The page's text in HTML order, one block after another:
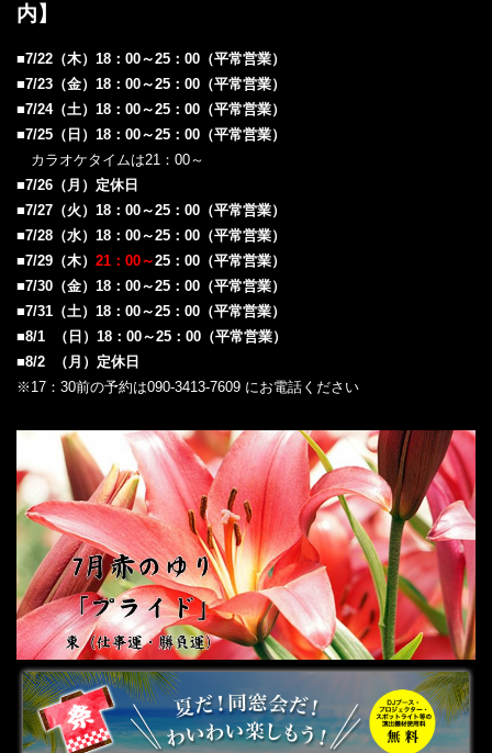
内‎】
■7/22（木）18：00～25：00（平常営業）
■7/23 （金）18：00～25：00（平常営業）
■7/24（土）18：00～25：00（平常営業）
■7/25（日）18：00～25：00（平常営業）
カラオケタイムは21：00～
■7/26（月）定休日
■7/27（火）18：00～25：00（平常営業）
■7/28（水）18：00～25：00（平常営業）
■7/29（木） 21：00～25：00（平常営業）
■7/30 （金）18：00～25：00（平常営業）
■7/31（土）18：00～25：00（平常営業）
■8/1 （日）18：00～25：00（平常営業）
■8/2 （月）定休日
※17：30前の予約は090-3413-7609 にお電話ください